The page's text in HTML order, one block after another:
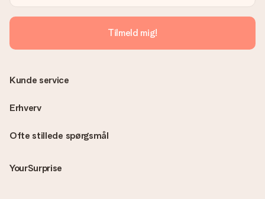
Ingen faktura sendes med din ordre. Du modtager altid
fakturaen i bekræftelsesemailen, og du kan altid finde den i din
MySurprise-konto. Det betyder at du kan få gaven leveret
direkte til modtageren, hvilket gør det til en sand
overraskelse!
Tilmeld mig!
Ofte stillede spørgsmål
YourSurprise
Kunde service
Erhverv